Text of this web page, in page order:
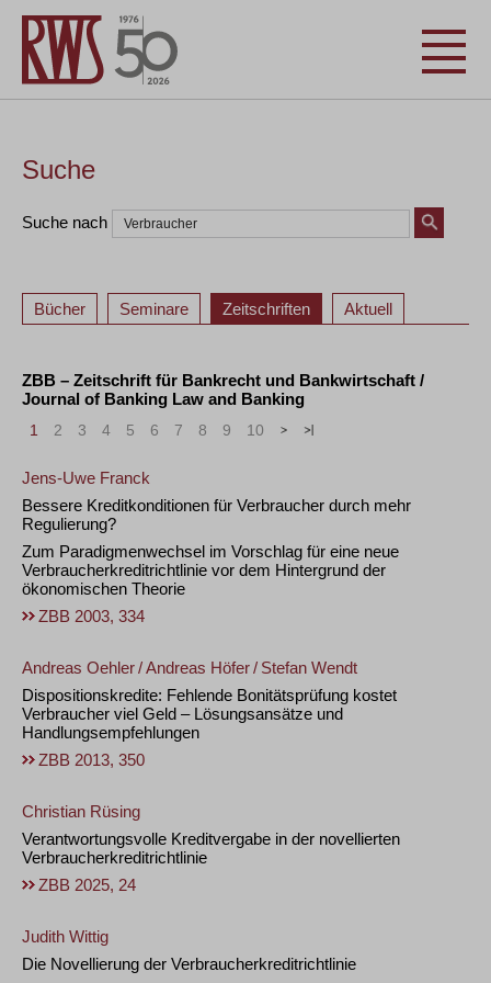
Suche
Suche nach
Bücher Seminare Zeitschriften Aktuell
ZBB – Zeitschrift für Bankrecht und Bankwirtschaft /
Journal of Banking Law and Banking
1 2 3 4 5 6 7 8 9 10 > »
Jens-Uwe Franck
Bessere Kreditkonditionen für Verbraucher durch mehr
Regulierung?
Zum Paradigmenwechsel im Vorschlag für eine neue
Verbraucherkreditrichtlinie vor dem Hintergrund der
ökonomischen Theorie
ZBB 2003, 334
Andreas Oehler/Andreas Höfer/ Stefan Wendt
Dispositionskredite: Fehlende Bonitätsprüfung kostet
Verbraucher viel Geld – Lösungsansätze und
Handlungsempfehlungen
ZBB 2013, 350
Christian Rüsing
Verantwortungsvolle Kreditvergabe in der novellierten
Verbraucherkreditrichtlinie
ZBB 2025, 24
Judith Wittig
Die Novellierung der Verbraucherkreditrichtlinie